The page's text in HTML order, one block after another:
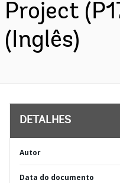
Project
(Inglês)
DETALHES
Autor
Data do documento